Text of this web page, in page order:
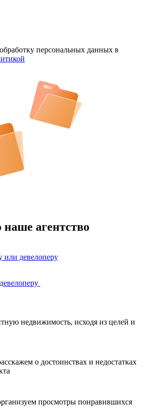
персональных данных в
агентство
или девелоперу
недвижимость, исходя из целей и
о достоинствах и недостатках
просмотры понравившихся